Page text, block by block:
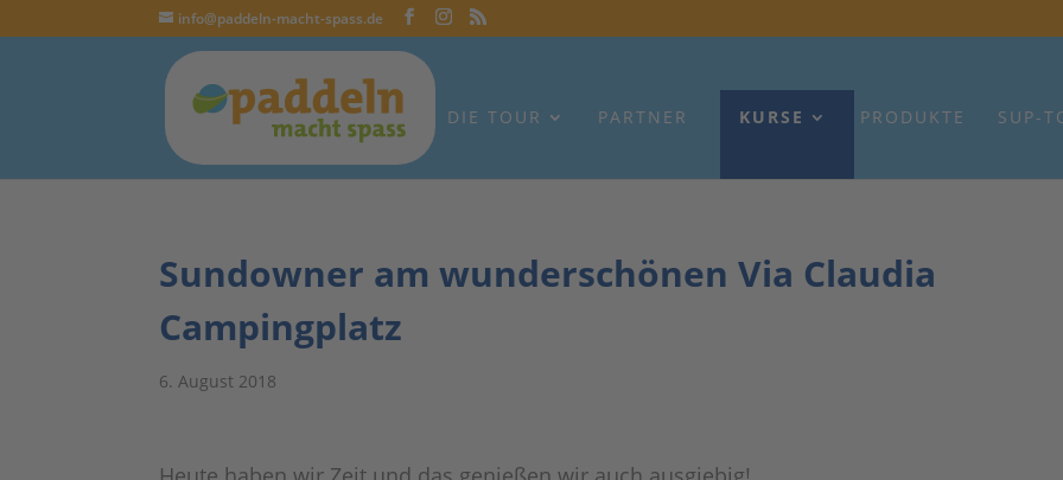
info@paddeln-macht-spass.de
DIE TOUR PARTNER KURSE PRODUKTE SUP-
Sundowner am wunderschönen Via Claudia
Campingplatz
6. August 2018